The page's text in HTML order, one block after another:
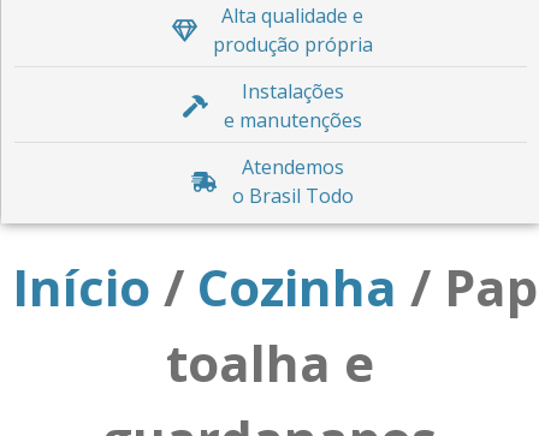
Alta qualidade e
produção própria
Instalações
e manutenções
Atendemos
o Brasil Todo
Início / Cozinha /
toalha e